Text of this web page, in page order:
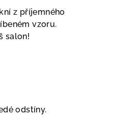
z příjemného
vzoru.
salon!
odstíny.